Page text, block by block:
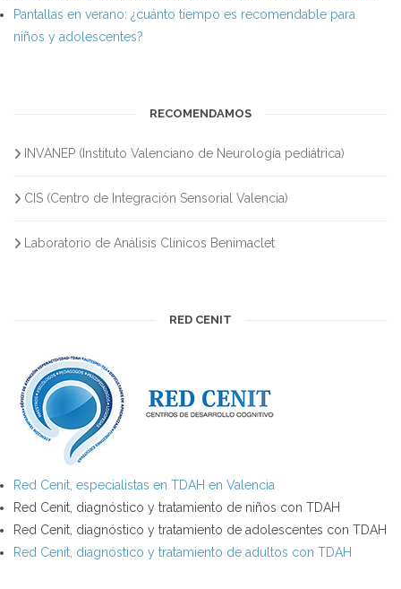
Pantallas en verano: ¿cuánto tiempo es recomendable para
niños y adolescentes?
RECOMENDAMOS
INVANEP (Instituto Valenciano de Neurología pediátrica)
CIS (Centro de Integración Sensorial Valencia)
Laboratorio de Análisis Clínicos Benimaclet
RED CENIT
Red Cenit, especialistas en TDAH en Valencia
Red Cenit, diagnóstico y tratamiento de niños con TDAH
Red Cenit, diagnóstico y tratamiento de adolescentes con TDAH
Red Cenit, diagnóstico y tratamiento de adultos con TDAH